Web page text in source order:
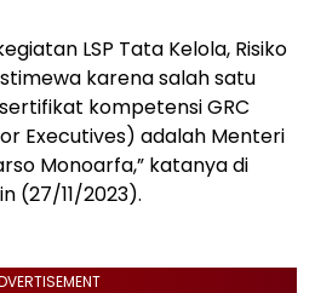
LSP Tata Kelola, Risiko
karena salah satu
kompetensi GRC
Executives) adalah Menteri
Monoarfa,” katanya di
(27/11/2023).